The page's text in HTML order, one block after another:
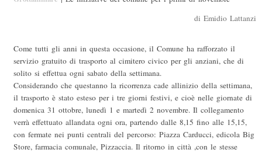
di Emidio Lattanzi
Come tutti gli anni in questa occasione, il Comune ha rafforzato il
servizio gratuito di trasporto al cimitero civico per gli anziani, che di
solito si effettua ogni sabato della settimana.
Considerando che questanno la ricorrenza cade allinizio della settimana,
il trasporto è stato esteso per i tre giorni festivi, e cioè nelle giornate di
domenica 31 ottobre, lunedì 1 e martedì 2 novembre. Il collegamento
verrà effettuato allandata ogni ora, partendo dalle 8,15 fino alle 15,15,
con fermate nei punti centrali del percorso: Piazza Carducci, edicola Big
Store, farmacia comunale, Pizzaccia. Il ritorno in città ,con le stesse